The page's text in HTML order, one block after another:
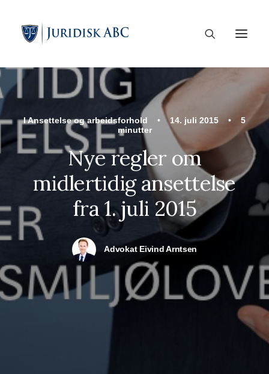
IAnsettelse og arbeidsforhold • 14. juli 2015 •
5
minutter
Nye regler om
midlertidig ansettelse
fra 1. juli 2015
Advokat Eivind Arntsen